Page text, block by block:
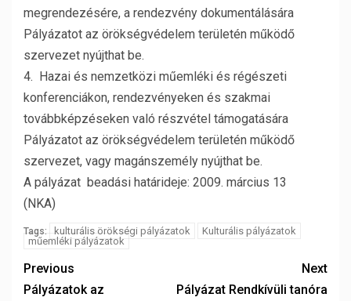
megrendezésére, a rendezvény dokumentálására
Pályázatot az örökségvédelem területén működő
szervezet nyújthat be.
4. Hazai és nemzetközi műemléki és régészeti
konferenciákon, rendezvényeken és szakmai
továbbképzéseken való részvétel támogatására
Pályázatot az örökségvédelem területén működő
szervezet, vagy magánszemély nyújthat be.
A pályázat beadási határideje: 2009. március 13
(NKA)
Tags: kulturális örökségi pályázatok
Kulturális pályázatok
műemléki pályázatok
Previous
Pályázatok az
Next
Pályázat Rendkívüli tanóra